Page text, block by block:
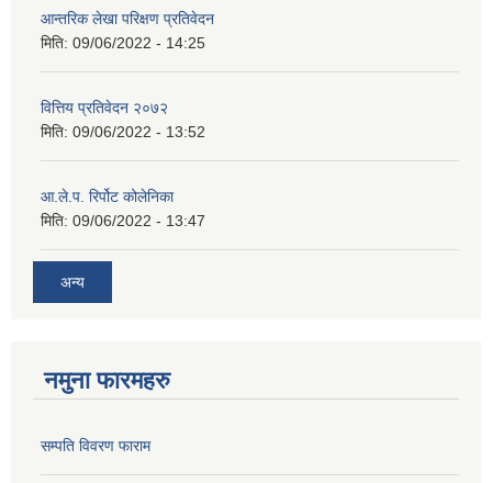
आन्तरिक लेखा परिक्षण प्रतिवेदन
मिति: 09/06/2022 - 14:25
वित्तिय प्रतिवेदन २०७२
मिति: 09/06/2022 - 13:52
आ.ले.प. रिर्पोट कोलेनिका
मिति: 09/06/2022 - 13:47
अन्य
नमुना फारमहरु
सम्पति विवरण फाराम